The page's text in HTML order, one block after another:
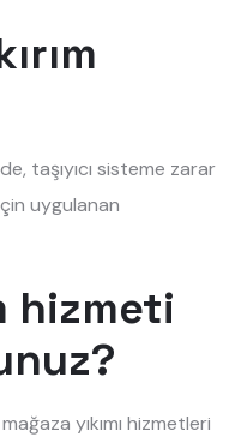
taşıyıcı sisteme zarar
uygulanan
hizmeti
yıkımı hizmetleri